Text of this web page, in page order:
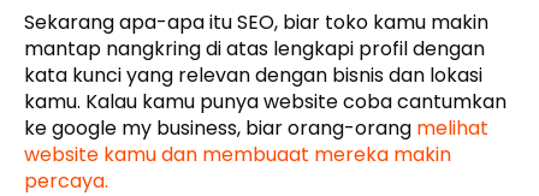
Sekarang apa-apa itu SEO, biar toko kamu makin
mantap nangkring di atas lengkapi profil dengan
kata kunci yang relevan dengan bisnis dan lokasi
kamu. Kalau kamu punya website coba cantumkan
ke google my business, biar orang-orang melihat
website kamu dan membuaat mereka makin
percaya.